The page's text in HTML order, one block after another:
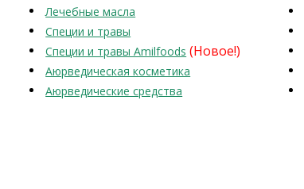
Лечебные масла
Специи и травы
Специи и травы Amilfoods (Новое!)
Аюрведическая косметика
Аюрведические средства